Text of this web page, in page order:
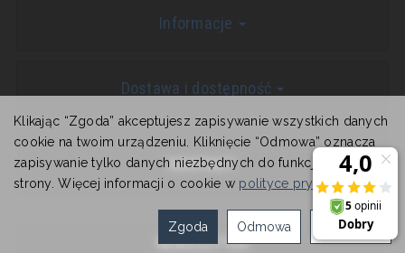
Informacje
Dostawa i dostępność
KONTAKT
NEWSLETTER
Klikając “Zgoda” akceptujesz zapisywanie wszystkich danych
cookie na twoim urządzeniu. Kliknięcie “Odmowa” oznacza
zapisywanie tylko danych niezbędnych do funkcjonowania
strony. Więcej informacji o cookie w polityce prywatności.
Ustawienia
Odmowa
Zgoda